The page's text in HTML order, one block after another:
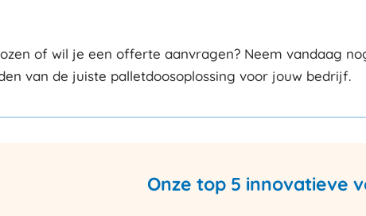
of wil je een offerte aanvragen? Neem vandaag
van de juiste palletdoosoplossing voor jouw bedrijf.
Onze top 5 innovatieve